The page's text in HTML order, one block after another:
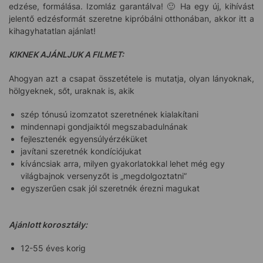
edzése, formálása. Izomláz garantálva! 🙂 Ha egy új, kihívást
jelentő edzésformát szeretne kipróbálni otthonában, akkor itt a
kihagyhatatlan ajánlat!
KIKNEK AJÁNLJUK A FILMET:
Ahogyan azt a csapat összetétele is mutatja, olyan lányoknak,
hölgyeknek, sőt, uraknak is, akik
szép tónusú izomzatot szeretnének kialakítani
mindennapi gondjaiktól megszabadulnának
fejlesztenék egyensúlyérzéküket
javítani szeretnék kondíciójukat
kíváncsiak arra, milyen gyakorlatokkal lehet még egy
világbajnok versenyzőt is „megdolgoztatni”
egyszerűen csak jól szeretnék érezni magukat
Ajánlott korosztály:
12-55 éves korig